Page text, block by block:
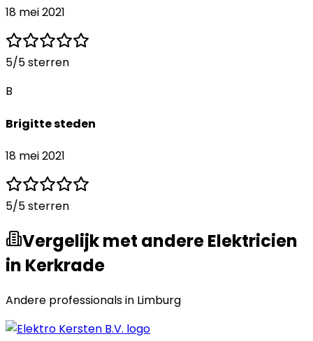
18 mei 2021
5/5 sterren
B
Brigitte steden
18 mei 2021
5/5 sterren
Vergelijk met andere Elektricien
in Kerkrade
Andere professionals in Limburg